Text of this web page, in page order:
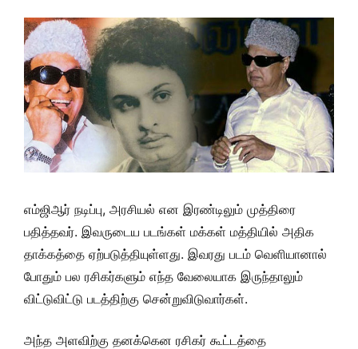
எம்ஜிஆர் நடிப்பு, அரசியல் என இரண்டிலும் முத்திரை
பதித்தவர். இவருடைய படங்கள் மக்கள் மத்தியில் அதிக
தாக்கத்தை ஏற்படுத்தியுள்ளது. இவரது படம் வெளியானால்
போதும் பல ரசிகர்களும் எந்த வேலையாக இருந்தாலும்
விட்டுவிட்டு படத்திற்கு சென்றுவிடுவார்கள்.
அந்த அளவிற்கு தனக்கென ரசிகர் கூட்டத்தை